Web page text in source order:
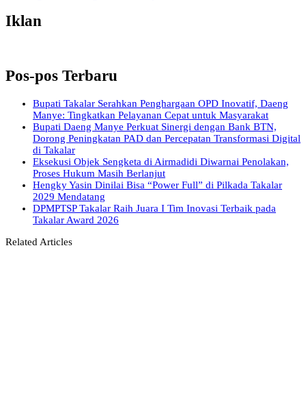
Iklan
Pos-pos Terbaru
Bupati Takalar Serahkan Penghargaan OPD Inovatif, Daeng
Manye: Tingkatkan Pelayanan Cepat untuk Masyarakat
Bupati Daeng Manye Perkuat Sinergi dengan Bank BTN,
Dorong Peningkatan PAD dan Percepatan Transformasi Digital
di Takalar
Eksekusi Objek Sengketa di Airmadidi Diwarnai Penolakan,
Proses Hukum Masih Berlanjut
Hengky Yasin Dinilai Bisa “Power Full” di Pilkada Takalar
2029 Mendatang
DPMPTSP Takalar Raih Juara I Tim Inovasi Terbaik pada
Takalar Award 2026
Related Articles